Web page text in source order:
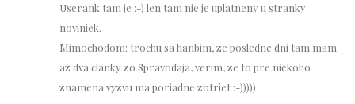
Userank tam je :-) len tam nie je uplatneny u stranky
noviniek.
Mimochodom: trochu sa hanbim, ze posledne dni tam mam
az dva clanky zo Spravodaja, verim, ze to pre niekoho
znamena vyzvu ma poriadne zotriet :-)))))